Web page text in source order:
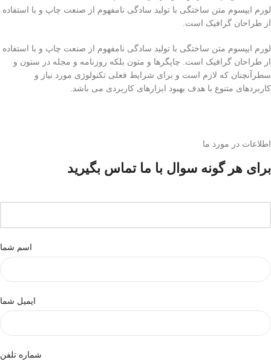
لورم ایپسوم متن ساختگی با تولید سادگی نامفهوم از صنعت چاپ و با استفاده
از طراحان گرافیک است.
لورم ایپسوم متن ساختگی با تولید سادگی نامفهوم از صنعت چاپ و با استفاده
از طراحان گرافیک است. چاپگرها و متون بلکه روزنامه و مجله در ستون و
سطرآنچنان که لازم است و برای شرایط فعلی تکنولوژی مورد نیاز و
کاربردهای متنوع با هدف بهبود ابزارهای کاربردی می باشد.
اطلاعات در مورد ما
برای هر گونه سوال با ما تماس بگیرید
اسم شما
ایمیل شما
شماره تلفن